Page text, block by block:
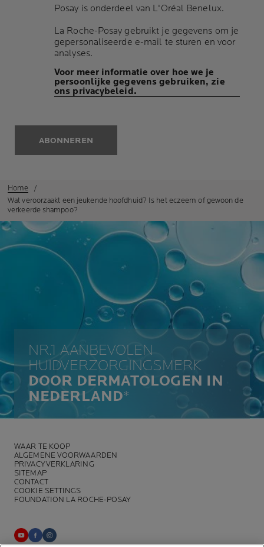
Posay is onderdeel van L'Oréal Benelux.
La Roche-Posay gebruikt je gegevens om je
gepersonaliseerde e-mail te sturen en voor
analyses.
Voor meer informatie over hoe we je
persoonlijke gegevens gebruiken, zie
ons privacybeleid.
ABONNEREN
Home
Wat veroorzaakt een jeukende hoofdhuid? Is het eczeem of gewoon de
verkeerde shampoo?
NR.1 AANBEVOLEN
HUIDVERZORGINGSMERK
DOOR DERMATOLOGEN IN
NEDERLAND*
WAAR TE KOOP
ALGEMENE VOORWAARDEN
PRIVACYVERKLARING
SITEMAP
CONTACT
COOKIE SETTINGS
FOUNDATION LA ROCHE-POSAY